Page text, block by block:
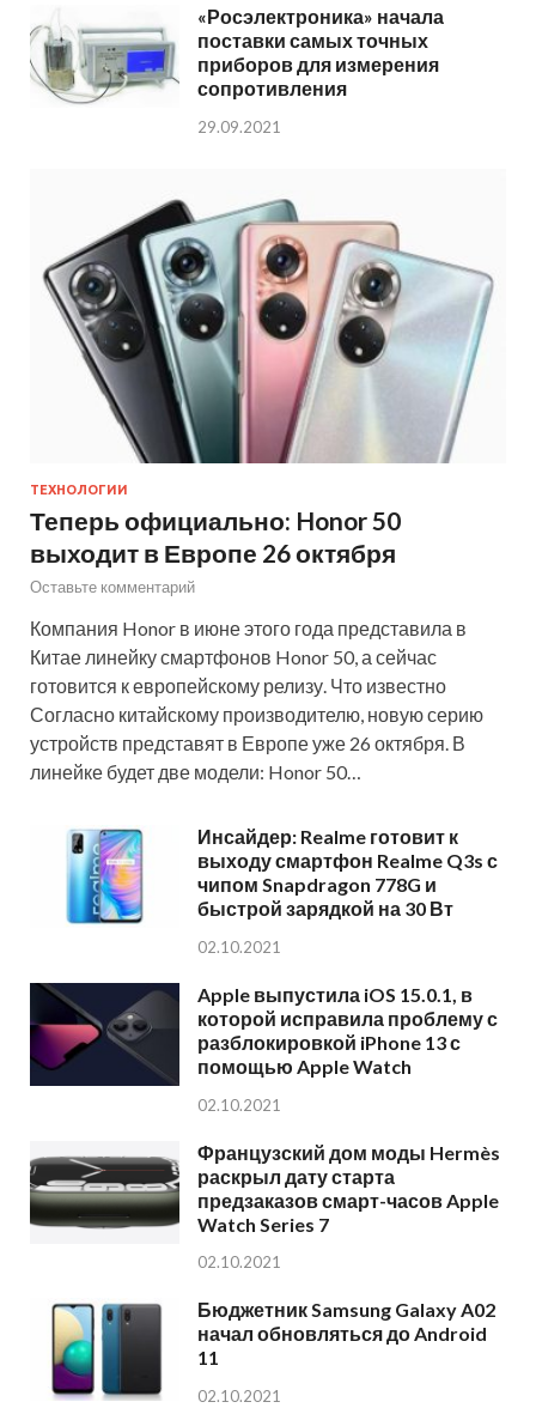
«Росэлектроника» начала
поставки самых точных
приборов для измерения
сопротивления
29.09.2021
ТЕХНОЛОГИИ
Теперь официально: Honor 50
выходит в Европе 26 октября
Оставьте комментарий
Компания Honor в июне этого года представила в
Китае линейку смартфонов Honor 50, а сейчас
готовится к европейскому релизу. Что известно
Согласно китайскому производителю, новую серию
устройств представят в Европе уже 26 октября. В
линейке будет две модели: Honor 50…
Инсайдер: Realme готовит к
выходу смартфон Realme Q3s с
чипом Snapdragon 778G и
быстрой зарядкой на 30 Вт
02.10.2021
Apple выпустила iOS 15.0.1, в
которой исправила проблему с
разблокировкой iPhone 13 с
помощью Apple Watch
02.10.2021
Французский дом моды Hermès
раскрыл дату старта
предзаказов смарт-часов Apple
Watch Series 7
02.10.2021
Бюджетник Samsung Galaxy A02
начал обновляться до Android
11
02.10.2021